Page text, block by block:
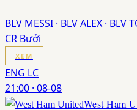
BLV MESSI · BLV ALEX · BLV
CR Bưởi
XEM
ENG LC
21:00 · 08-08
West Ham